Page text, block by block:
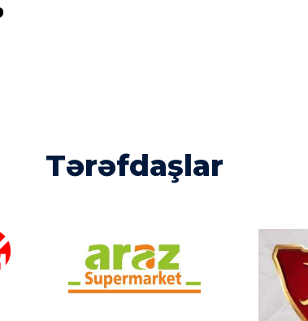
Tərəfdaşlar